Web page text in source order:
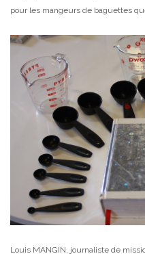
pour les mangeurs de baguettes
Louis MANGIN, journaliste de